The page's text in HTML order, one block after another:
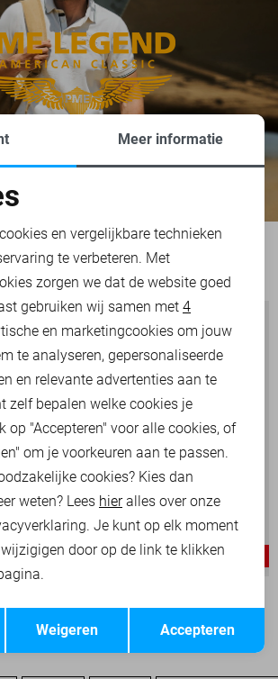
WAARD
-50%
cookies
cookies
cookies
Opslaan
Meer informatie
en vergelijkbare technieken
te verbeteren. Met
zorgen we dat de website goed
gebruiken wij samen met 4
en marketingcookies om jouw
te analyseren, gepersonaliseerde
en relevante advertenties aan te
zelf bepalen welke cookies je
op "Accepteren" voor alle cookies, of
om je voorkeuren aan te passen.
cookies? Kies dan
weten? Lees hieralles over onze
Je kunt op elk moment
door op de link te klikken
Accepteren
Weigeren